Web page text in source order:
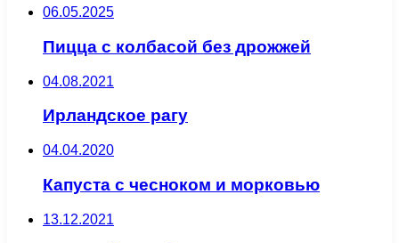
06.05.2025
Пицца с колбасой без дрожжей
04.08.2021
Ирландское рагу
04.04.2020
Капуста с чесноком и морковью
13.12.2021